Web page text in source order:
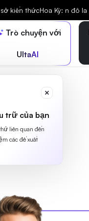
kiến thứcHoa Kỳ: n đô la
Trò chuyện với
UltaAI
trữ của bạn
liên quan đến
các đề xuất